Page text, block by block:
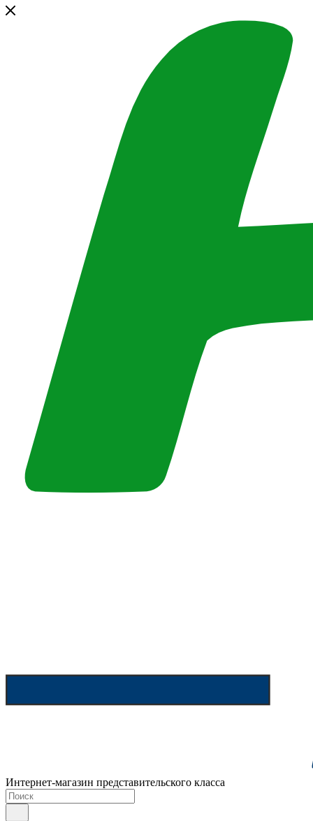
Интернет-магазин представительского класса